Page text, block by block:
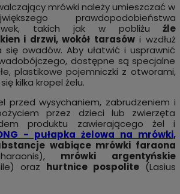
mrówki należy umieszczać w
prawdopodobieństwa
takich jak w pobliżu źle
i drzwi, wokół tarasówi wzdłuż
się owadów. Aby ułatwić i usprawnić
dostępne są specjalne
plastikowe pojemniczki z otworami,
kilka kropel żelu.
przed wysychaniem, zabrudzeniem i
przez dzieci lub zwierzęta
produktu zawierającego żel i
- pułapka żelowa na mrówki,
wabiące mrówki faraona
mrówki argentyńskie
oraz hurtnice pospolite(Lasius